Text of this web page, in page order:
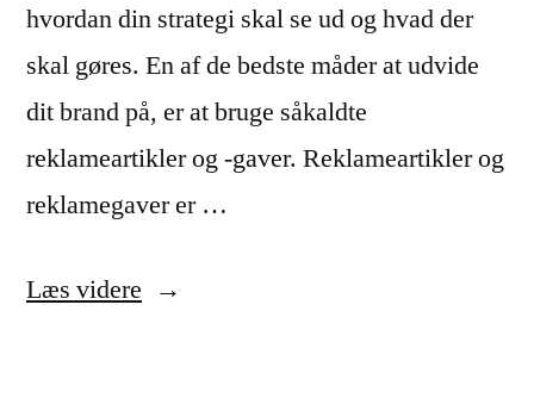
hvordan din strategi skal se ud og hvad der
skal gøres. En af de bedste måder at udvide
dit brand på, er at bruge såkaldte
reklameartikler og -gaver. Reklameartikler og
reklamegaver er …
Læs videre “Få